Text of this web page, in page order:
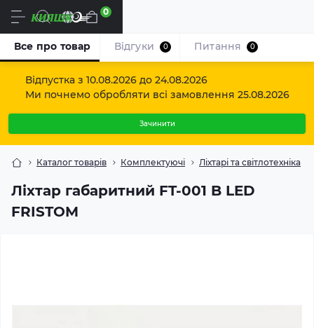
Відпустка з 10.08.2026 до 24.08.2026
Ми почнемо обробляти всі замовлення 25.08.2026
Зачинити
Uk 0
Каталог товарів Комплектуючі Ліхтарі та світлотехніка
Ліхтар габаритний FT-001 B LED
FRISTOM
Все про товар Відгуки 0 Питання 0